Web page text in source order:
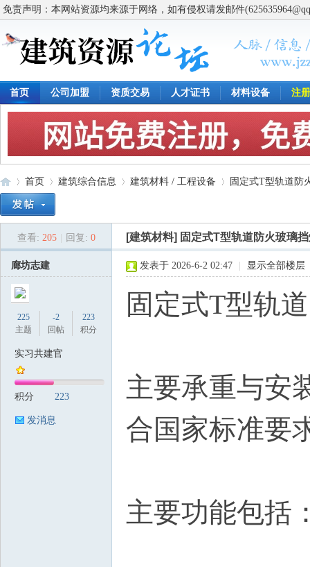
免责声明：本网站资源均来源于网络，如有侵权请发邮件
首页 公司加盟 资质交易 人才证书 材料设备 注
首页
›
建筑综合信息 建筑材料 / 工程设备
›
固定式T型轨道防
查看: 205 回复: 0 [建筑材料] 固定式T型轨道防火玻璃
廊坊志建
225
主题
-2
回帖
223
积分
实习共建官
积分 223
发消息
发表于 2026-6-2 02:47 显示全部楼层
固定式T型轨
主要承重与安
合国家标准要
主要功能包括